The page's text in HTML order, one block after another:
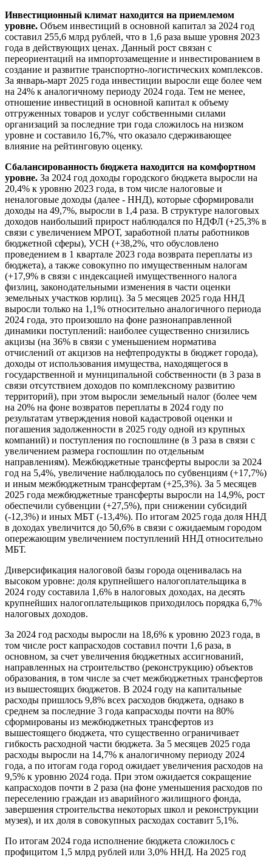
Инвестиционный климат находится на приемлемом
уровне. Объем инвестиций в основной капитал за 2024 год
составил 255,6 млрд рублей, что в 1,6 раза выше уровня 2023
года в действующих ценах. Данный рост связан с
переориентаций на импортозамещение и инвестированием в
создание и развитие транспортно-логистических комплексов.
За январь-март 2025 года инвестиции выросли еще более чем
на 24% к аналогичному периоду 2024 года. Тем не менее,
отношение инвестиций в основной капитал к объему
отгруженных товаров и услуг собственными силами
организаций за последние три года сложилось на низком
уровне и составило 16,7%, что оказало сдерживающее
влияние на рейтинговую оценку.
Сбалансированность бюджета находится на комфортном
уровне. За 2024 год доходы городского бюджета выросли на
20,4% к уровню 2023 года, в том числе налоговые и
неналоговые доходы (далее - ННД), которые сформировали
доходы на 49,7%, выросли в 1,4 раза. В структуре налоговых
доходов наибольший прирост наблюдался по НДФЛ (+25,3% в
связи с увеличением МРОТ, заработной платы работников
бюджетной сферы), УСН (+38,2%, что обусловлено
проведением в 1 квартале 2023 года возврата переплаты из
бюджета), а также совокупно по имущественным налогам
(+17,9% в связи с индексацией имущественного налога
физлиц, законодательными изменения в части оценки
земельных участков юрлиц). За 5 месяцев 2025 года ННД
выросли только на 1,1% относительно аналогичного периода
2024 года, это произошло на фоне разнонаправленной
динамики поступлений: наиболее существенно снизились
акцизы (на 36% в связи с уменьшением норматива
отчислений от акцизов на нефтепродукты в бюджет города),
доходы от использования имущества, находящегося в
государственной и муниципальной собственности (в 3 раза в
связи отсутствием доходов по комплексному развитию
территорий), при этом выросли земельный налог (более чем
на 20% на фоне возвратов переплаты в 2024 году по
результатам утверждения новой кадастровой оценки и
погашения задолженности в 2025 году одной из крупных
компаний) и поступления по госпошлине (в 3 раза в связи с
увеличением размера госпошлин по отдельным
направлениям). Межбюджетные трансферты выросли за 2024
год на 5,4%, увеличение наблюдалось по субвенциям (+17,7%)
и иным межбюджетным трансфертам (+25,3%). За 5 месяцев
2025 года межбюджетные трансферты выросли на 14,9%, рост
обеспечили субвенции (+27,5%), при снижении субсидий
(-12,3%) и иных МБТ (-13,4%). По итогам 2025 года доля ННД
в доходах увеличится до 50,6% в связи с ожидаемым городом
опережающим увеличением поступлений ННД относительно
МБТ.
Диверсификация налоговой базы города оценивалась на
высоком уровне: доля крупнейшего налогоплательщика в
2024 году составила 1,6% в налоговых доходах, на десять
крупнейших налогоплательщиков приходилось порядка 6,7%
налоговых доходов.
За 2024 год расходы выросли на 18,6% к уровню 2023 года, в
том числе рост капрасходов составил почти 1,6 раза, в
основном, за счет увеличения бюджетных ассигнований,
направленных на строительство (реконструкцию) объектов
образования, в том числе за счет межбюджетных трансфертов
из вышестоящих бюджетов. В 2024 году на капитальные
расходы пришлось 9,8% всех расходов бюджета, однако в
среднем за последние 3 года капрасходы почти на 80%
сформированы из межбюджетных трансфертов из
вышестоящего бюджета, что существенно ограничивает
гибкость расходной части бюджета. За 5 месяцев 2025 года
расходы выросли на 14,7% к аналогичному периоду 2024
года, а по итогам года город ожидает увеличения расходов на
9,5% к уровню 2024 года. При этом ожидается сокращение
капрасходов почти в 2 раза (на фоне уменьшения расходов по
переселению граждан из аварийного жилищного фонда,
завершения строительства некоторых школ и реконструкции
музея), и их доля в совокупных расходах составит 5,1%.
По итогам 2024 года исполнение бюджета сложилось с
профицитом 1,5 млрд рублей или 3,0% ННД. На 2025 год